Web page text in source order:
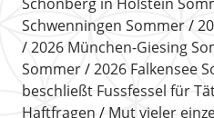
Schwenningen Sommer
2026 München-Giesing
Sommer
2026 Falkensee
beschließt Fussfessel für
Haftfragen
Mut vieler